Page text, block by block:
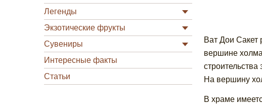
Легенды
Экзотические фрукты
Сувениры
Интересные факты
Статьи
Ват Дои Сакет
вершине холма
строительства
На вершину
В храме